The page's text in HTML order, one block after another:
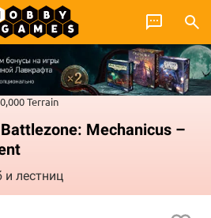
Terrain
Mechanicus –
лестниц